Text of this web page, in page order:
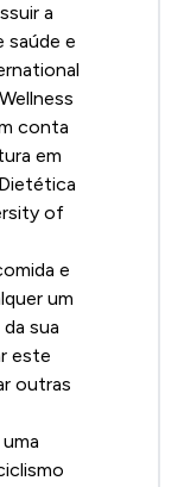
a
saúde e
conta
em
of
e
um
sua
este
outras